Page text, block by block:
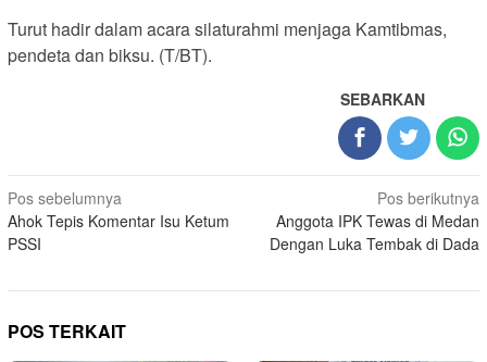
Turut hadir dalam acara silaturahmi menjaga Kamtibmas,
pendeta dan biksu. (T/BT).
SEBARKAN
Navigasi
pos
Pos sebelumnya
Ahok Tepis Komentar Isu Ketum
PSSI
Pos berikutnya
Anggota IPK Tewas di Medan
Dengan Luka Tembak di Dada
POS TERKAIT